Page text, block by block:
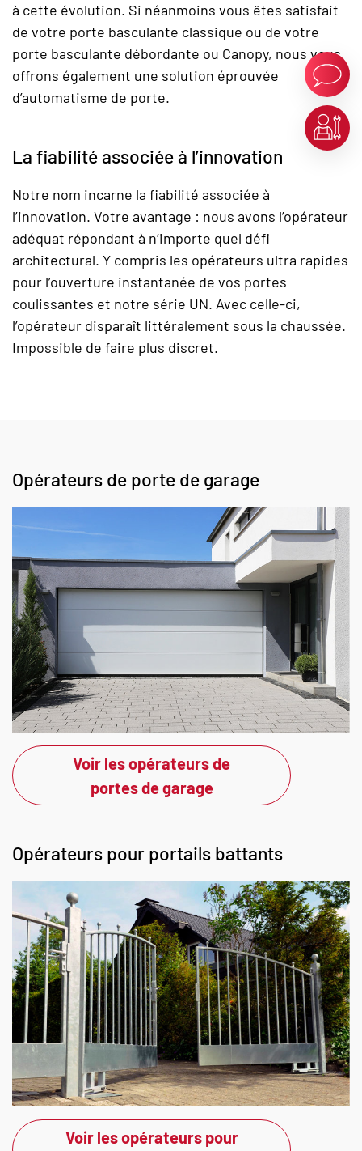
à cette évolution. Si néanmoins vous êtes satisfait
de votre porte basculante classique ou de votre
porte basculante débordante ou Canopy, nous vous
offrons également une solution éprouvée
d’automatisme de porte.
La fiabilité associée à l’innovation
Notre nom incarne la fiabilité associée à
l’innovation. Votre avantage : nous avons l’opérateur
adéquat répondant à n’importe quel défi
architectural. Y compris les opérateurs ultra rapides
pour l’ouverture instantanée de vos portes
coulissantes et notre série UN. Avec celle-ci,
l’opérateur disparaît littéralement sous la chaussée.
Impossible de faire plus discret.
Opérateurs de porte de garage
Voir les opérateurs de
portes de garage
Opérateurs pour portails battants
Voir les opérateurs pour